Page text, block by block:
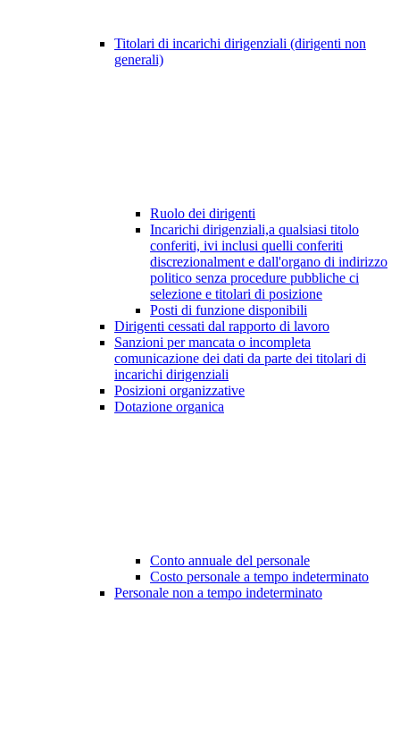
Titolari di incarichi dirigenziali (dirigenti non
generali)
Ruolo dei dirigenti
Incarichi dirigenziali,a qualsiasi titolo
conferiti, ivi inclusi quelli conferiti
discrezionalment e dall'organo di indirizzo
politico senza procedure pubbliche ci
selezione e titolari di posizione
Posti di funzione disponibili
Dirigenti cessati dal rapporto di lavoro
Sanzioni per mancata o incompleta
comunicazione dei dati da parte dei titolari di
incarichi dirigenziali
Posizioni organizzative
Dotazione organica
Conto annuale del personale
Costo personale a tempo indeterminato
Personale non a tempo indeterminato